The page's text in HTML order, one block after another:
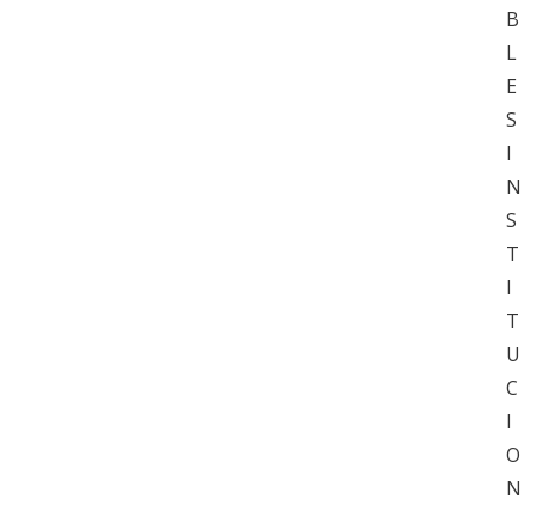
B
L
E
S
I
N
S
T
I
T
U
C
I
O
N